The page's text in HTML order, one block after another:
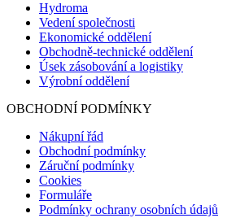
Hydroma
Vedení společnosti
Ekonomické oddělení
Obchodně-technické oddělení
Úsek zásobování a logistiky
Výrobní oddělení
OBCHODNÍ PODMÍNKY
Nákupní řád
Obchodní podmínky
Záruční podmínky
Cookies
Formuláře
Podmínky ochrany osobních údajů